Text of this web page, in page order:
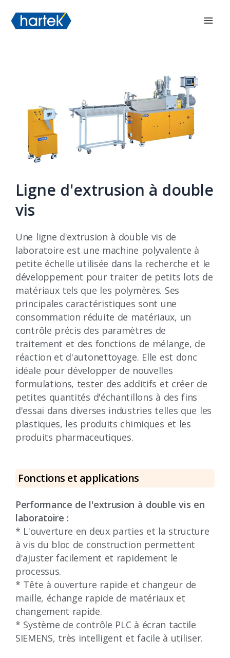
contenu
Ligne d'extrusion à double
vis
Une ligne d'extrusion à double vis de
laboratoire est une machine polyvalente à
petite échelle utilisée dans la recherche et le
développement pour traiter de petits lots de
matériaux tels que les polymères. Ses
principales caractéristiques sont une
consommation réduite de matériaux, un
contrôle précis des paramètres de
traitement et des fonctions de mélange, de
réaction et d'autonettoyage. Elle est donc
idéale pour développer de nouvelles
formulations, tester des additifs et créer de
petites quantités d'échantillons à des fins
d'essai dans diverses industries telles que les
plastiques, les produits chimiques et les
produits pharmaceutiques.
Fonctions et applications
Performance de l'extrusion à double vis en
laboratoire :
* L'ouverture en deux parties et la structure
à vis du bloc de construction permettent
d'ajuster facilement et rapidement le
processus.
* Tête à ouverture rapide et changeur de
maille, échange rapide de matériaux et
changement rapide.
* Système de contrôle PLC à écran tactile
SIEMENS, très intelligent et facile à utiliser.